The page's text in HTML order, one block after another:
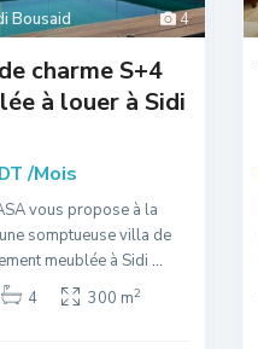
4
Bousaid
charme S+4
à louer à Sidi
/Mois
vous propose à la
somptueuse villa de
meublée à Sidi ...
4 300 m2